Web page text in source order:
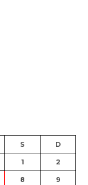
S D
1 2
8 9